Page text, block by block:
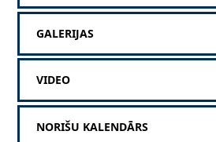
GALERIJAS
VIDEO
NORIŠU KALENDĀRS